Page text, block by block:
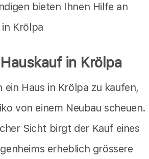
bieten Ihnen Hilfe an
Krölpa
in Krölpa
ein Haus in Krölpa zu kaufen,
von einem Neubau scheuen.
Sicht birgt der Kauf eines
erheblich grössere